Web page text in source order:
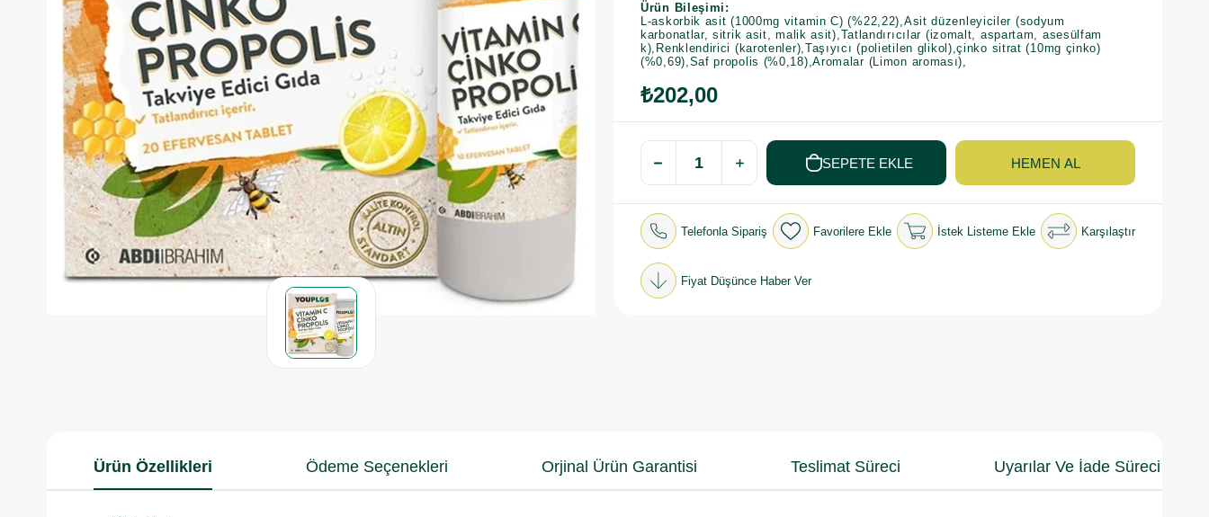
Ürün Bileşimi:
L-askorbik asit (1000mg vitamin C) (%22,22),Asit düzenleyiciler (sodyum
karbonatlar, sitrik asit, malik asit),Tatlandırıcılar (izomalt, aspartam, asesülfam
k),Renklendirici (karotenler),Taşıyıcı (polietilen glikol),çinko sitrat (10mg çinko)
(%0,69),Saf propolis (%0,18),Aromalar (Limon aroması),
₺202,00
Telefonla Sipariş Favorilere Ekle İstek Listeme Ekle Karşılaştır
Fiyat Düşünce Haber Ver
Ürün Özellikleri Ödeme Seçenekleri Orjinal Ürün Garantisi Teslimat Süreci Uyarılar Ve İade Süreci